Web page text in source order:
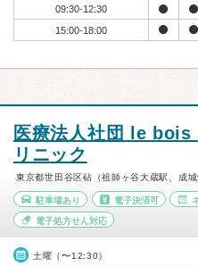
09:30-12:30
15:00-18:00
医療法人社団 le bois
リニック
東京都世田谷区砧（祖師ヶ谷大蔵駅、成城
駐車場あり 電子決済可
電子処方せん対応
土曜（〜12:30）